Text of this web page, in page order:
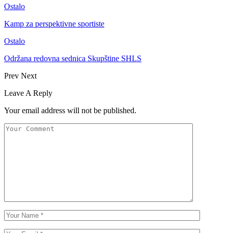
Ostalo
Kamp za perspektivne sportiste
Ostalo
Održana redovna sednica Skupštine SHLS
Prev Next
Leave A Reply
Your email address will not be published.